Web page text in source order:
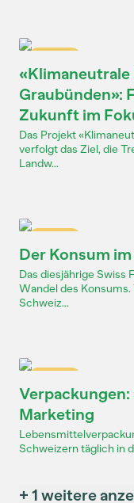
Graubünden»:
Zukunft im
Das Projekt
verfolgt das Ziel, die
Landw...
Der Konsum
Das diesjährige Swiss
Wandel des
Schweiz...
Marketing
Schweizern täglich in
+ 1 weitere